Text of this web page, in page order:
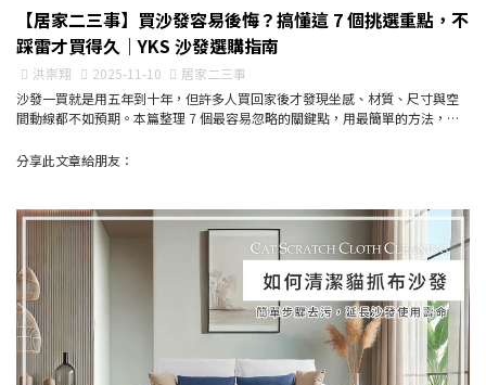
【居家二三事】買沙發容易後悔？搞懂這 7 個挑選重點，不
踩雷才買得久｜YKS 沙發選購指南
洪崇翔 2025-11-10
居家二三事
沙發一買就是用五年到十年，但許多人買回家後才發現坐感、材質、尺寸與空
間動線都不如預期。本篇整理 7 個最容易忽略的關鍵點，用最簡單的方法，幫
分享此文章給朋友：